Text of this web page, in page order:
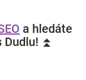
a hledáte
⏫